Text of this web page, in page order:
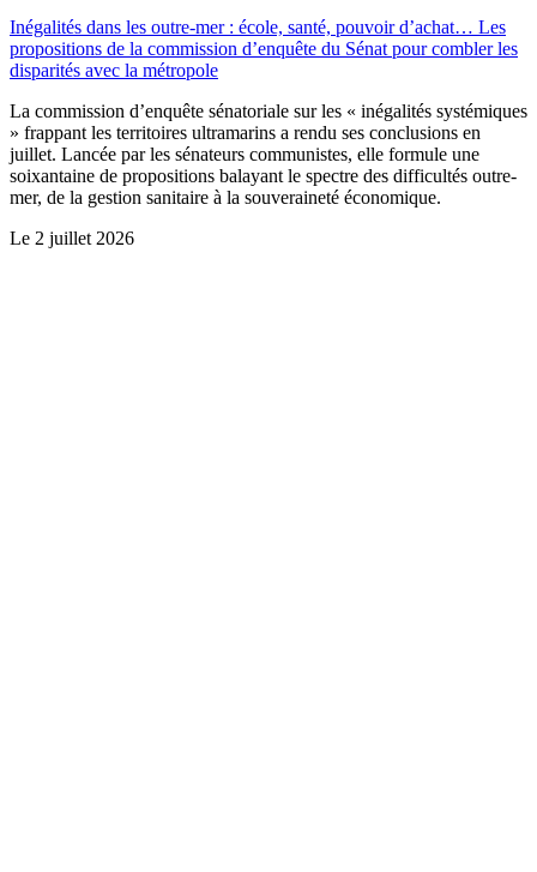
Inégalités dans les outre-mer : école, santé, pouvoir d’achat… Les
propositions de la commission d’enquête du Sénat pour combler les
disparités avec la métropole
La commission d’enquête sénatoriale sur les « inégalités systémiques
» frappant les territoires ultramarins a rendu ses conclusions en
juillet. Lancée par les sénateurs communistes, elle formule une
soixantaine de propositions balayant le spectre des difficultés outre-
mer, de la gestion sanitaire à la souveraineté économique.
Le 2 juillet 2026